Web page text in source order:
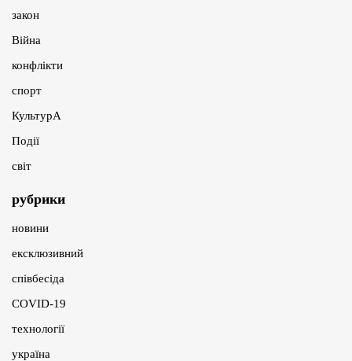
закон
Війна
конфлікти
спорт
КультурА
Події
світ
рубрики
новини
ексклюзивний
співбесіда
COVID-19
технології
україна